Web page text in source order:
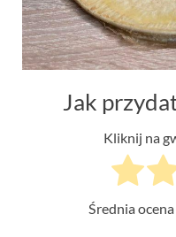
Jak
Kliknij na
Średnia ocena